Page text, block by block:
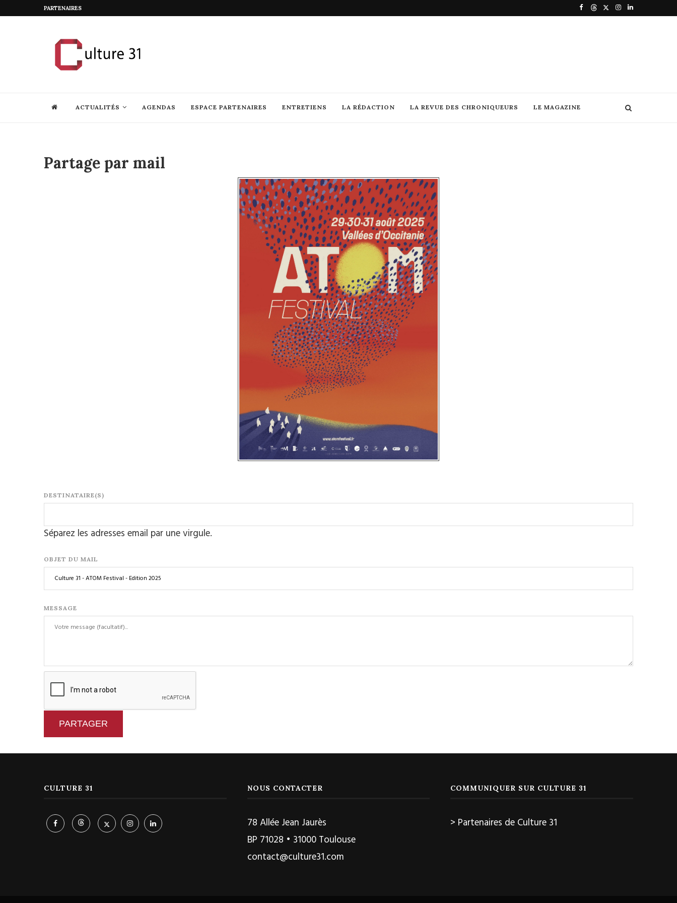
PARTENAIRES
ACTUALITÉS AGENDAS ESPACE PARTENAIRES ENTRETIENS LA RÉDACTION LA REVUE DES CHRONIQUEURS LE MAGAZINE
Partage par mail
DESTINATAIRE(S)
Séparez les adresses email par une virgule.
OBJET DU MAIL
MESSAGE
PARTAGER
CULTURE 31 NOUS CONTACTER
78 Allée Jean Jaurès
BP 71028 • 31000 Toulouse
contact@culture31.com
COMMUNIQUER SUR CULTURE 31
> Partenaires de Culture 31